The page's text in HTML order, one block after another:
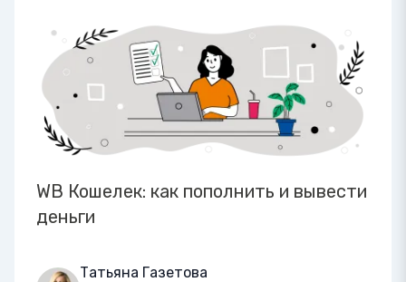
WB Кошелек: как пополнить и вывести
деньги
Татьяна Газетова